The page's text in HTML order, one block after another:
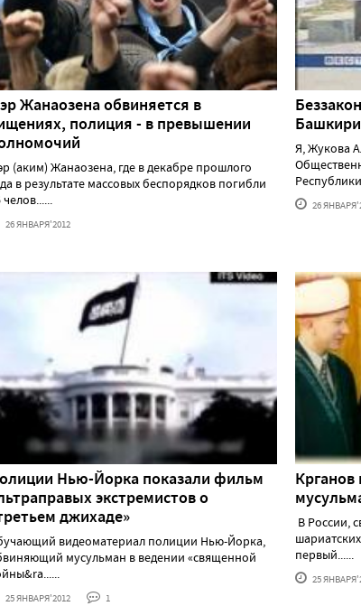
Жанаозена обвиняется в
полиция - в превышении
(аким) Жанаозена, где в декабре прошлого
в результате массовых беспорядков погибли
челов......
26 ЯНВАРЯ'2012
Я, Жукова
26
Нью-Йорка показали фильм
экстремистов о
джихаде»
видеоматериал полиции Нью-Йорка,
мусульман в ведении «священной
25 ЯНВАРЯ'2012 1
Крганов
В России,
первый......
25